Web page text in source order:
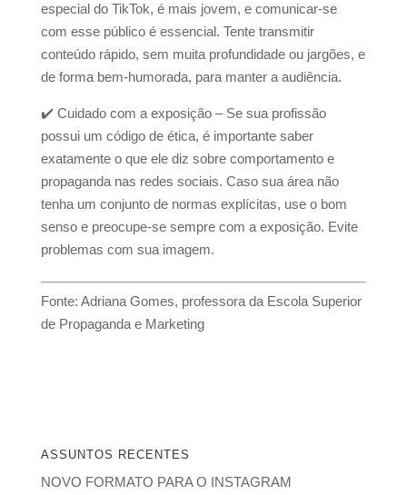
especial do TikTok, é mais jovem, e comunicar-se
com esse público é essencial. Tente transmitir
conteúdo rápido, sem muita profundidade ou jargões, e
de forma bem-humorada, para manter a audiência.
✔️ Cuidado com a exposição – Se sua profissão
possui um código de ética, é importante saber
exatamente o que ele diz sobre comportamento e
propaganda nas redes sociais. Caso sua área não
tenha um conjunto de normas explícitas, use o bom
senso e preocupe-se sempre com a exposição. Evite
problemas com sua imagem.
Fonte: Adriana Gomes, professora da Escola Superior
de Propaganda e Marketing
ASSUNTOS RECENTES
NOVO FORMATO PARA O INSTAGRAM